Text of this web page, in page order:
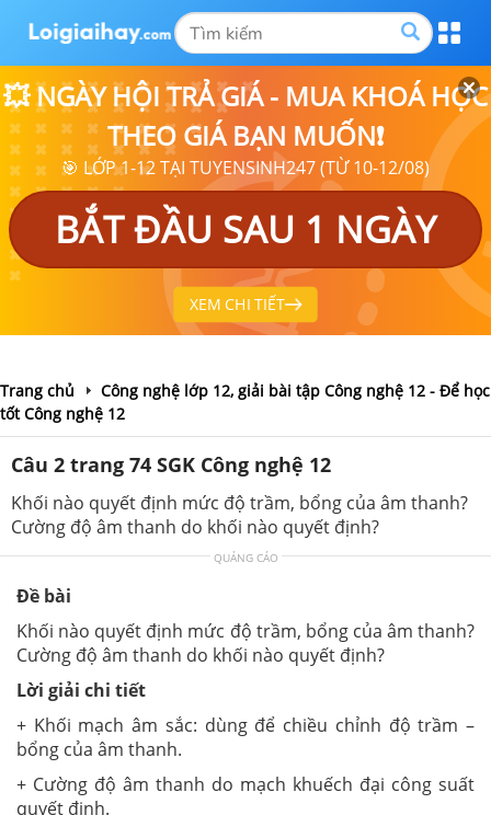
💥 NGÀY HỘI TRẢ GIÁ - MUA KHOÁ HỌC
THEO GIÁ BẠN MUỐN❗
🎯 LỚP 1-12 TẠI TUYENSINH247 (TỪ 10-12/08)
BẮT ĐẦU SAU 1 NGÀY
XEM CHI TIẾT
Trang chủ
Công nghệ lớp 12, giải bài tập Công nghệ 12 - Để học
tốt Công nghệ 12
Câu 2 trang 74 SGK Công nghệ 12
Khối nào quyết định mức độ trầm, bổng của âm thanh?
Cường độ âm thanh do khối nào quyết định?
QUẢNG CÁO
Đề bài
Khối nào quyết định mức độ trầm, bổng của âm thanh?
Cường độ âm thanh do khối nào quyết định?
Lời giải chi tiết
+ Khối mạch âm sắc: dùng để chiều chỉnh độ trầm –
bổng của âm thanh.
+ Cường độ âm thanh do mạch khuếch đại công suất
quyết định.